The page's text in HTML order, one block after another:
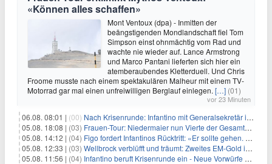
«Können alles schaffen»
Mont Ventoux (dpa) - Inmitten der
beängstigenden Mondlandschaft fiel Tom
Simpson einst ohnmächtig vom Rad und
wachte nie wieder auf. Lance Armstrong
und Marco Pantani lieferten sich hier ein
atemberaubendes Kletterduell. Und Chris
Froome musste nach einem spektakulären Malheur mit einem TV-
Motorrad gar mal einen unfreiwilligen Berglauf einlegen. […] (01)
vor 23 Minuten
06.08. 08:01 | (00) Nach Krisenrunde: Infantino mit Generalsekretär im Stadion
05.08. 18:08 | (03) Frauen-Tour: Niedermaier nun Vierte der Gesamtwertung
05.08. 14:12 | (04) Figo fordert Infantinos Rücktritt: «Er sollte gehen. Jetzt»
05.08. 12:33 | (03) Wellbrock verblüfft und träumt: Zweites EM-Gold in Paris
05.08. 11:56 | (04) Infantino beruft Krisenrunde ein - Neue Vorwürfe gegen FIFA